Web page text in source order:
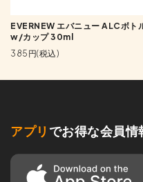
EVERNEW エバニュー ALCボト
w/カップ 30ml
385円(税込)
アプリ でお得な会員情